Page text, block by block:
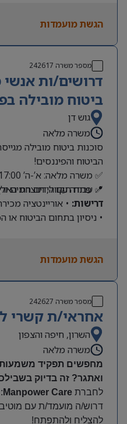
הגשת מועמדות
מספר משרה 242617
דרושים/ות אנשי
ביטוח מובילה
גוש דן
משרה מלאה
סוכנות ביטוח מובילה
הביטוח והפיננסים!
✅ משרה מלאה: א’-ה’ 09:30-17:00
📍 פתח תקווה, תוצרת הארץ
✅ עבודה עם לידים חמים
דרישות: • אוריינטציה
• ניסיון בתחום הביטוח או
הגשת מועמדות
מספר משרה 242627
אחראי/ת קשרי
השרון, חיפה והצפון
משרה מלאה
מחפשים תפקיד
ואתגר? זה בדיוק
לחברת Manpower Care
:
דרוש/ה מועמד/ת עם
להצליח ולהתפתח!